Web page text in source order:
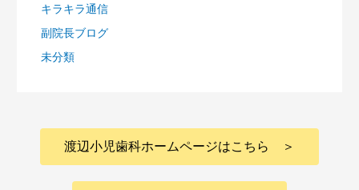
キラキラ通信
副院長ブログ
未分類
渡辺小児歯科ホームページはこちら ＞